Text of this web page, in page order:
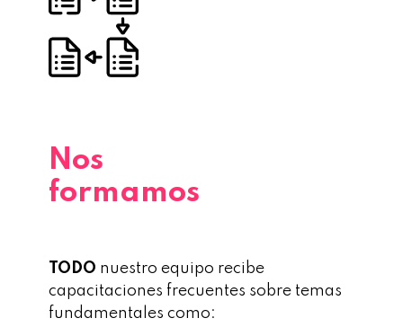
Nos
formamos
TODO nuestro equipo recibe
capacitaciones frecuentes sobre temas
fundamentales como: